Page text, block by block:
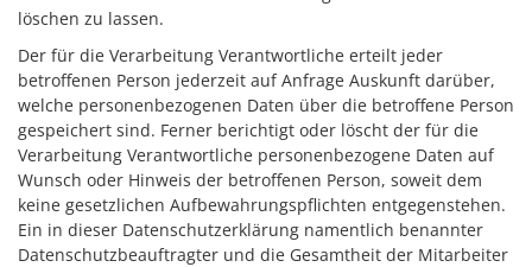
löschen zu lassen.
Der für die Verarbeitung Verantwortliche erteilt jeder
betroffenen Person jederzeit auf Anfrage Auskunft darüber,
welche personenbezogenen Daten über die betroffene Person
gespeichert sind. Ferner berichtigt oder löscht der für die
Verarbeitung Verantwortliche personenbezogene Daten auf
Wunsch oder Hinweis der betroffenen Person, soweit dem
keine gesetzlichen Aufbewahrungspflichten entgegenstehen.
Ein in dieser Datenschutzerklärung namentlich benannter
Datenschutzbeauftragter und die Gesamtheit der Mitarbeiter